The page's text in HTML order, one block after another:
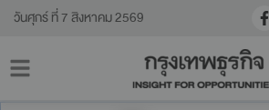
วันศุกร์ ที่ 7 สิงหาคม 2569